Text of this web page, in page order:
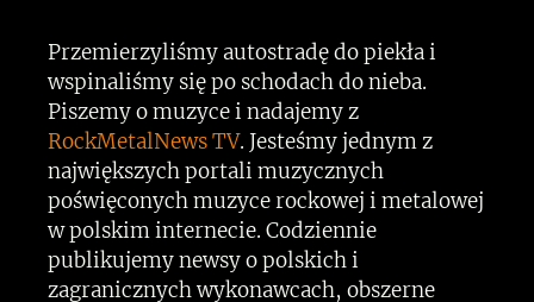
Przemierzyliśmy autostradę do piekła i
wspinaliśmy się po schodach do nieba.
Piszemy o muzyce i nadajemy z
RockMetalNews TV. Jesteśmy jednym z
największych portali muzycznych
poświęconych muzyce rockowej i metalowej
w polskim internecie. Codziennie
publikujemy newsy o polskich i
zagranicznych wykonawcach, obszerne